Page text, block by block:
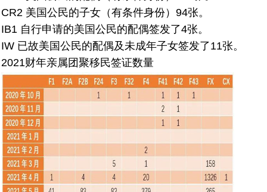
CR2 美国公民的子女（有条件身份）94张。
IB1 自行申请的美国公民的配偶签发了4张。
IW 已故美国公民的配偶及未成年子女签发了11张。
2021财年亲属团聚移民签证数量